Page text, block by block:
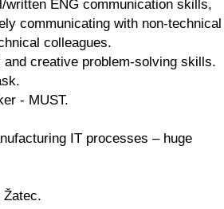
written ENG communication skills,
communicating with non-technical
colleagues.
creative problem-solving skills.
- MUST.
IT processes – huge
Žatec.